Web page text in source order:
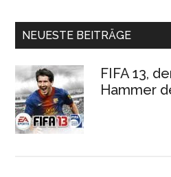
NEUESTE BEITRÄGE
FIFA 13,
Hammer